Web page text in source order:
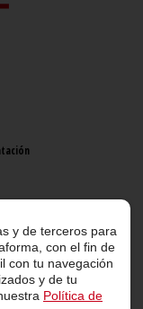
y de terceros para
con el fin de
con tu navegación
y de tu
Política de